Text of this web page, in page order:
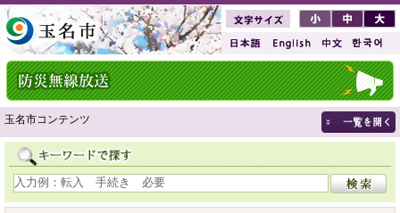
玉名市コンテンツ